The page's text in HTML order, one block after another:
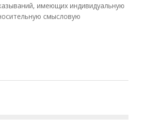
имеющих индивидуальную
смысловую